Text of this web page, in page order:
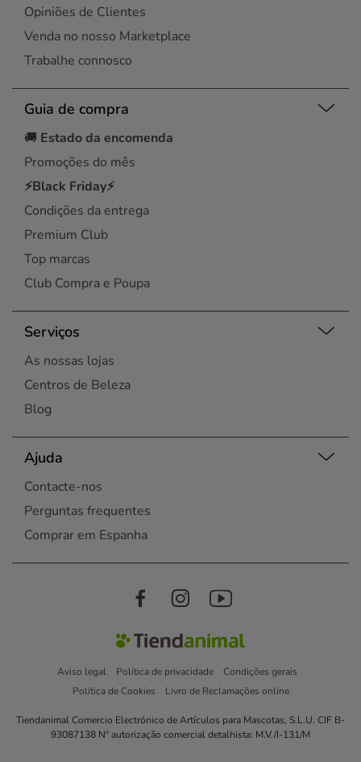
Opiniões de Clientes
Venda no nosso Marketplace
Trabalhe connosco
Guia de compra
🚚 Estado da encomenda
Promoções do mês
⚡Black Friday⚡
Condições da entrega
Premium Club
Top marcas
Club Compra e Poupa
Serviços
As nossas lojas
Centros de Beleza
Blog
Ajuda
Contacte-nos
Perguntas frequentes
Comprar em Espanha
Aviso legal Política de privacidade
Condições gerais
Política de Cookies
Livro de Reclamações online
Tiendanimal Comercio Electrónico de Artículos para Mascotas, S.L.U. CIF B-
93087138 Nº autorização comercial detalhista: M.V./I-131/M